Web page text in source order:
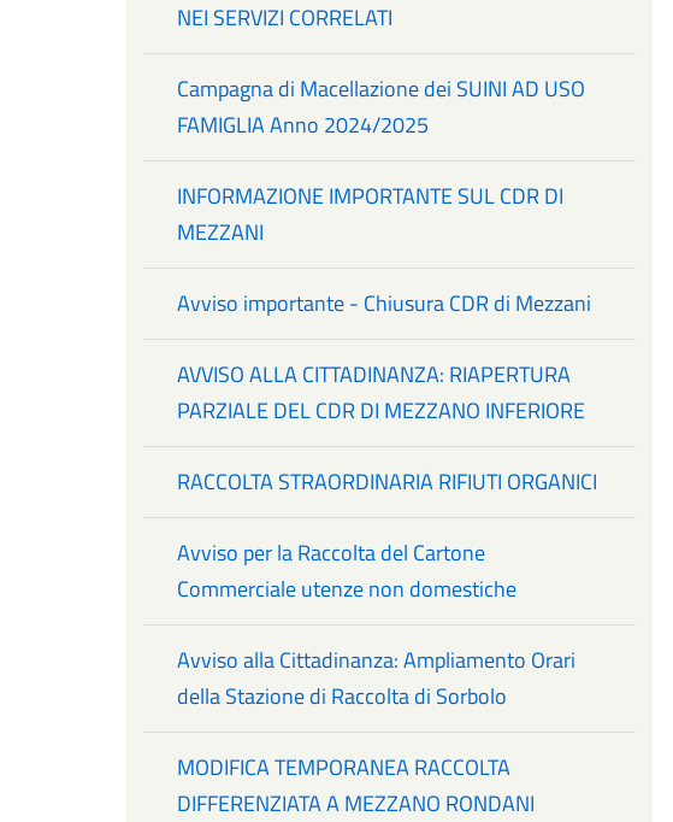
NEI SERVIZI CORRELATI
Campagna di Macellazione dei SUINI AD USO
FAMIGLIA Anno 2024/2025
INFORMAZIONE IMPORTANTE SUL CDR DI
MEZZANI
Avviso importante - Chiusura CDR di Mezzani
AVVISO ALLA CITTADINANZA: RIAPERTURA
PARZIALE DEL CDR DI MEZZANO INFERIORE
RACCOLTA STRAORDINARIA RIFIUTI ORGANICI
Avviso per la Raccolta del Cartone
Commerciale utenze non domestiche
Avviso alla Cittadinanza: Ampliamento Orari
della Stazione di Raccolta di Sorbolo
MODIFICA TEMPORANEA RACCOLTA
DIFFERENZIATA A MEZZANO RONDANI